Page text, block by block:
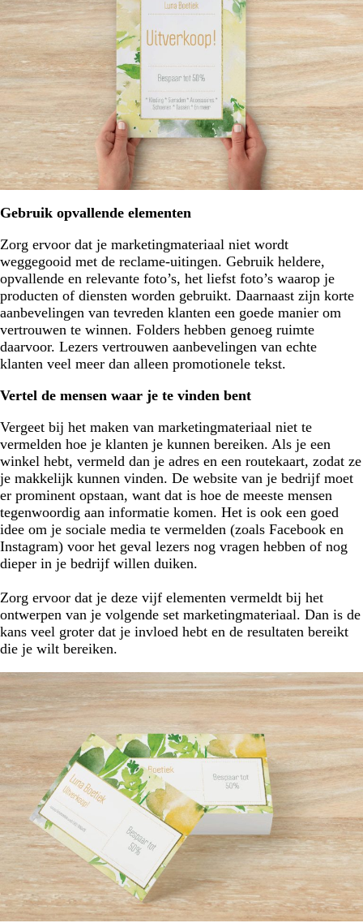
Gebruik opvallende elementen
Zorg ervoor dat je marketingmateriaal niet wordt
weggegooid met de reclame-uitingen. Gebruik heldere,
opvallende en relevante foto’s, het liefst foto’s waarop je
producten of diensten worden gebruikt. Daarnaast zijn korte
aanbevelingen van tevreden klanten een goede manier om
vertrouwen te winnen. Folders hebben genoeg ruimte
daarvoor. Lezers vertrouwen aanbevelingen van echte
klanten veel meer dan alleen promotionele tekst.
Vertel de mensen waar je te vinden bent
Vergeet bij het maken van marketingmateriaal niet te
vermelden hoe je klanten je kunnen bereiken. Als je een
winkel hebt, vermeld dan je adres en een routekaart, zodat ze
je makkelijk kunnen vinden. De website van je bedrijf moet
er prominent opstaan, want dat is hoe de meeste mensen
tegenwoordig aan informatie komen. Het is ook een goed
idee om je sociale media te vermelden (zoals Facebook en
Instagram) voor het geval lezers nog vragen hebben of nog
dieper in je bedrijf willen duiken.
Zorg ervoor dat je deze vijf elementen vermeldt bij het
ontwerpen van je volgende set marketingmateriaal. Dan is de
kans veel groter dat je invloed hebt en de resultaten bereikt
die je wilt bereiken.